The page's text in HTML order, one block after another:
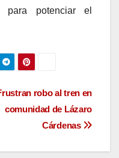
para potenciar el
robo al tren en
comunidad de Lázaro
Cárdenas